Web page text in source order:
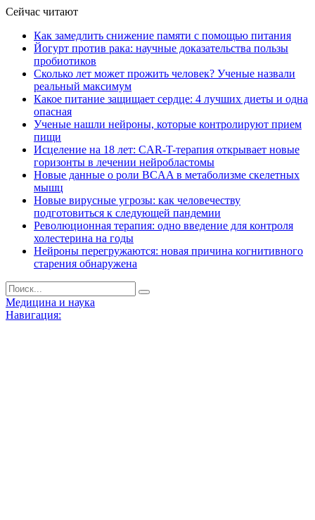
Сейчас читают
Как замедлить снижение памяти с помощью питания
Йогурт против рака: научные доказательства пользы
пробиотиков
Сколько лет может прожить человек? Ученые назвали
реальный максимум
Какое питание защищает сердце: 4 лучших диеты и одна
опасная
Ученые нашли нейроны, которые контролируют прием
пищи
Исцеление на 18 лет: CAR-T-терапия открывает новые
горизонты в лечении нейробластомы
Новые данные о роли BCAA в метаболизме скелетных
мышц
Новые вирусные угрозы: как человечеству
подготовиться к следующей пандемии
Революционная терапия: одно введение для контроля
холестерина на годы
Нейроны перегружаются: новая причина когнитивного
старения обнаружена
Медицина и наука
Навигация: